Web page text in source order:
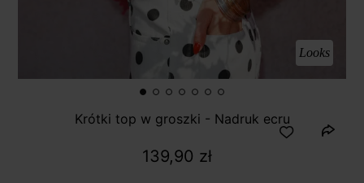
Looks
Krótki top w groszki - Nadruk ecru
139,90 zł